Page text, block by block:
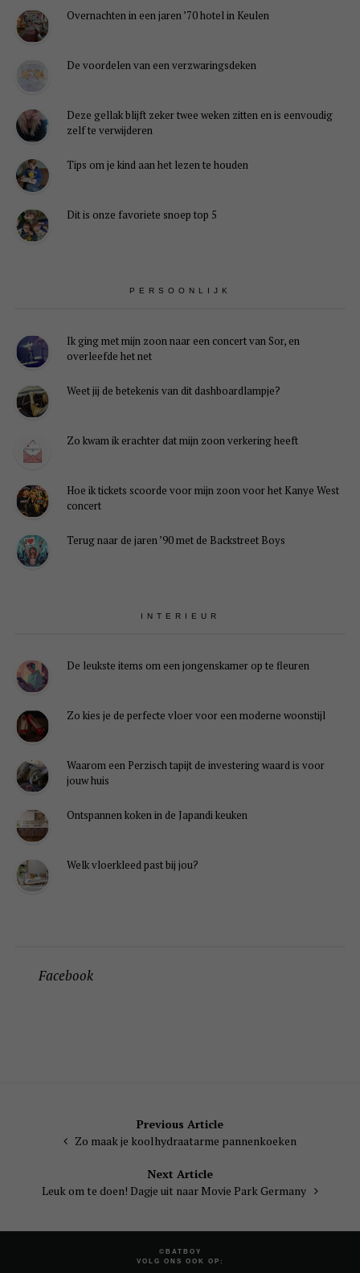
Overnachten in een jaren ’70 hotel in Keulen
De voordelen van een verzwaringsdeken
Deze gellak blijft zeker twee weken zitten en is eenvoudig
zelf te verwijderen
Tips om je kind aan het lezen te houden
Dit is onze favoriete snoep top 5
PERSOONLIJK
Ik ging met mijn zoon naar een concert van Sor, en
overleefde het net
Weet jij de betekenis van dit dashboardlampje?
Zo kwam ik erachter dat mijn zoon verkering heeft
Hoe ik tickets scoorde voor mijn zoon voor het Kanye West
concert
Terug naar de jaren ’90 met de Backstreet Boys
INTERIEUR
De leukste items om een jongenskamer op te fleuren
Zo kies je de perfecte vloer voor een moderne woonstijl
Waarom een Perzisch tapijt de investering waard is voor
jouw huis
Ontspannen koken in de Japandi keuken
Welk vloerkleed past bij jou?
Facebook
navigatie
Previous Article
Zo maak je koolhydraatarme pannenkoeken
Next Article
Leuk om te doen! Dagje uit naar Movie Park Germany
©BATBOY
VOLG ONS OOK OP: